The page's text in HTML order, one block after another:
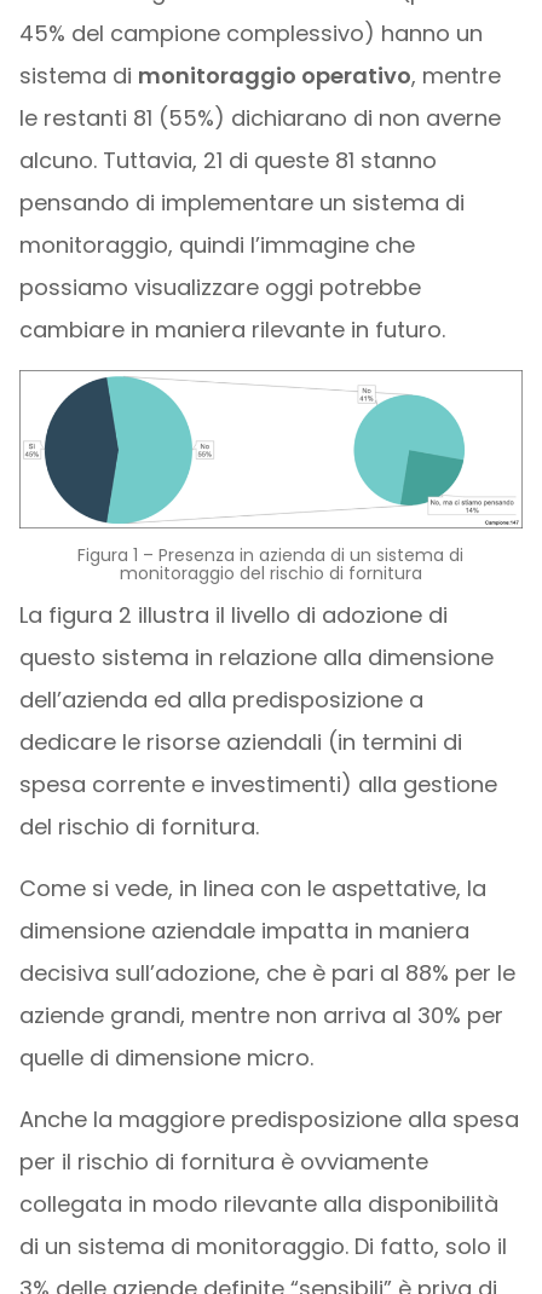
45% del campione complessivo) hanno un
sistema di monitoraggio operativo, mentre
le restanti 81 (55%) dichiarano di non averne
alcuno. Tuttavia, 21 di queste 81 stanno
pensando di implementare un sistema di
monitoraggio, quindi l’immagine che
possiamo visualizzare oggi potrebbe
cambiare in maniera rilevante in futuro.
Figura 1 – Presenza in azienda di un sistema di
monitoraggio del rischio di fornitura
La figura 2 illustra il livello di adozione di
questo sistema in relazione alla dimensione
dell’azienda ed alla predisposizione a
dedicare le risorse aziendali (in termini di
spesa corrente e investimenti) alla gestione
del rischio di fornitura.
Come si vede, in linea con le aspettative, la
dimensione aziendale impatta in maniera
decisiva sull’adozione, che è pari al 88% per le
aziende grandi, mentre non arriva al 30% per
quelle di dimensione micro.
Anche la maggiore predisposizione alla spesa
per il rischio di fornitura è ovviamente
collegata in modo rilevante alla disponibilità
di un sistema di monitoraggio. Di fatto, solo il